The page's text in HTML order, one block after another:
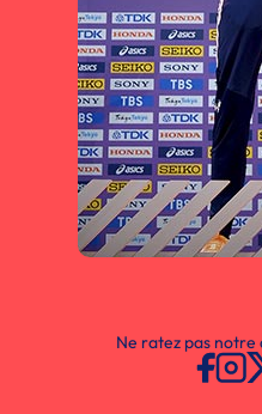
Ne ratez pas notre